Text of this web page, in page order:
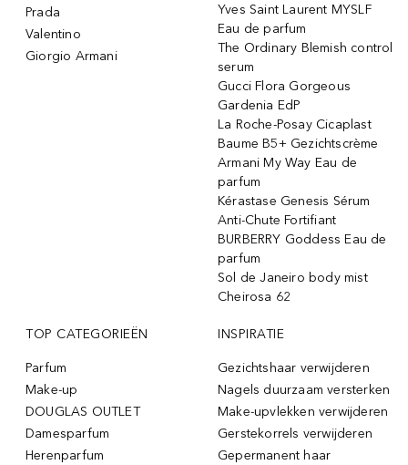
Prada
Valentino
Giorgio Armani
Yves Saint Laurent MYSLF
Eau de parfum
The Ordinary Blemish control
serum
Gucci Flora Gorgeous
Gardenia EdP
La Roche-Posay Cicaplast
Baume B5+ Gezichtscrème
Armani My Way Eau de
parfum
Kérastase Genesis Sérum
Anti-Chute Fortifiant
BURBERRY Goddess Eau de
parfum
Sol de Janeiro body mist
Cheirosa 62
TOP CATEGORIEËN
Parfum
Make-up
DOUGLAS OUTLET
Damesparfum
Herenparfum
INSPIRATIE
Gezichtshaar verwijderen
Nagels duurzaam versterken
Make-upvlekken verwijderen
Gerstekorrels verwijderen
Gepermanent haar